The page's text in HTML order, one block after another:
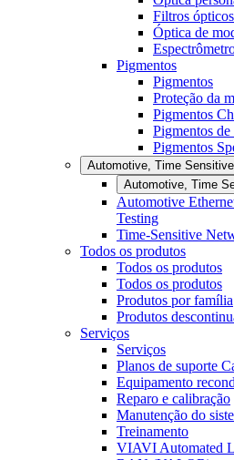
Filtros
Óptica de
Pigmentos
Pigmentos
Proteção da
Pigmentos
Pigmentos de
Pigmentos
Automotive, Time
Automotive, Time
Automotive
Testing
Time-Sensitive
Todos os produtos
Todos os produtos
Todos os produtos
Produtos por família
Produtos
Serviços
Serviços
Planos de suporte
Equipamento
Reparo e calibração
Manutenção do
Treinamento
VIAVI Automated